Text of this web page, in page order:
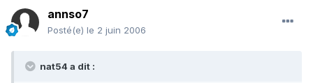
annso7
Posté(e) le 2 juin 2006
nat54 a dit :